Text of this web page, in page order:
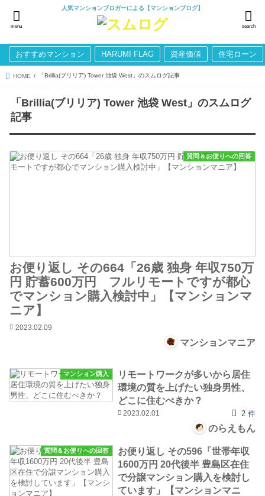
人気マンションブロガーによる【マンションブログ】
search
menu
おすすめマンション HARUMI FLAG 資産価値 住宅ローン
HOME 「Brillia(ブリリア) Tower 池袋 West」のスムログ記事
「Brillia(ブリリア) Tower 池袋 West」のスムログ
記事
質問＆お便りへの回答
お便り返し その664「26歳 独身 年収750万
円 貯蓄600万円 フルリモートですが都心
でマンション購入検討中」【マンションマ
ニア】
2023.02.09
マンションマニア
マンション購入
リモートワークが多いから居住
環境の質を上げたい独身男性、
どこに住むべきか？
2023.02.01 2 件
のらえもん
質問＆お便りへの回答
お便り返し その596「世帯年収
1600万円 20代後半 豊島区在住
で分譲マンション購入を検討し
ています」【マンションマニ